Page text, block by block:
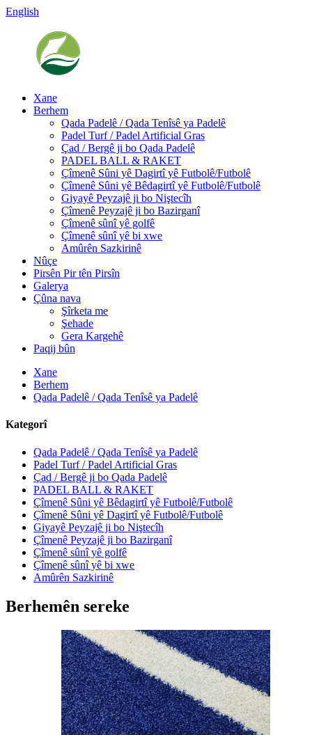
English
Xane
Berhem
Qada Padelê / Qada Tenîsê ya Padelê
Padel Turf / Padel Artificial Gras
Çad / Bergê ji bo Qada Padelê
PADEL BALL & RAKET
Çîmenê Sûni yê Dagirtî yê Futbolê/Futbolê
Çîmenê Sûni yê Bêdagirtî yê Futbolê/Futbolê
Giyayê Peyzajê ji bo Niştecîh
Çîmenê Peyzajê ji bo Bazirganî
Çîmenê sûnî yê golfê
Çîmenê sûnî yê bi xwe
Amûrên Sazkirinê
Nûçe
Pirsên Pir tên Pirsîn
Galerya
Çûna nava
Şîrketa me
Şehade
Gera Kargehê
Paqij bûn
Xane
Berhem
Qada Padelê / Qada Tenîsê ya Padelê
Kategorî
Qada Padelê / Qada Tenîsê ya Padelê
Padel Turf / Padel Artificial Gras
Çad / Bergê ji bo Qada Padelê
PADEL BALL & RAKET
Çîmenê Sûni yê Bêdagirtî yê Futbolê/Futbolê
Çîmenê Sûni yê Dagirtî yê Futbolê/Futbolê
Giyayê Peyzajê ji bo Niştecîh
Çîmenê Peyzajê ji bo Bazirganî
Çîmenê sûnî yê golfê
Çîmenê sûnî yê bi xwe
Amûrên Sazkirinê
Berhemên sereke